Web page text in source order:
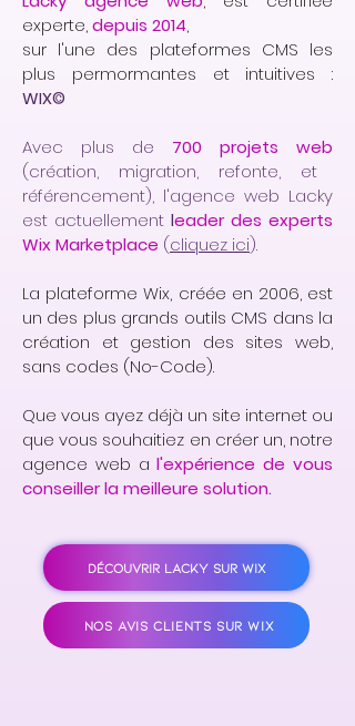
experte,depuis 2014,
sur l'une des plateformes CMS les
plus permormantes et intuitives :
WIX©
Avec plus de
700 projets web
(création, migration, refonte, et
référencement), l'agence web Lacky
est actuellement leader des experts
Wix Marketplace (cliquez ici).
La plateforme Wix, créée en 2006, est
un des plus grands outils CMS dans la
création et gestion des sites web,
sans codes (No-Code).
Que vous ayez déjà un site internet ou
que vous souhaitiez en créer un, notre
agence web al'expérience de vous
conseiller la meilleure solution.
DÉCOUVRIR LACKY SUR WIX
NOS AVIS CLIENTS SUR WIX